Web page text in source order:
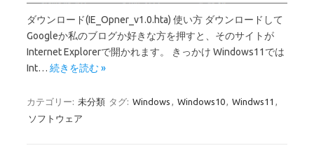
ダウンロード(IE_Opner_v1.0.hta) 使い方 ダウンロードして
Googleか私のブログか好きな方を押すと、そのサイトが
Internet Explorerで開かれます。 きっかけ Windows11では
Int… 続きを読む »
カテゴリー: 未分類 タグ: Windows Windows10 Windws11
ソフトウェア